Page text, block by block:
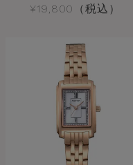
¥19,800（税込）